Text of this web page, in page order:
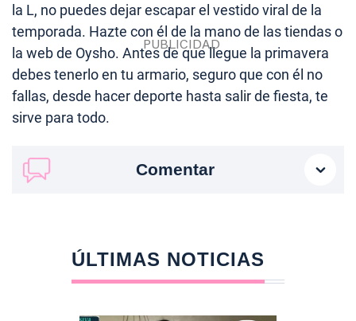
la L, no puedes dejar escapar el vestido viral de la
temporada. Hazte con él de la mano de las tiendas o
la web de Oysho. Antes de que llegue la primavera
debes tenerlo en tu armario, seguro que con él no
fallas, desde hacer deporte hasta salir de fiesta, te
sirve para todo.
Comentar
ÚLTIMAS NOTICIAS